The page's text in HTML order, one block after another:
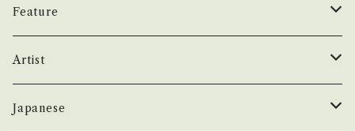
れたシングル曲。 *参考視聴：https://youtu.b
Feature
昭和ヒット
50年代
昭和歌謡/演歌
Artist
THE BEATLES
Japanese